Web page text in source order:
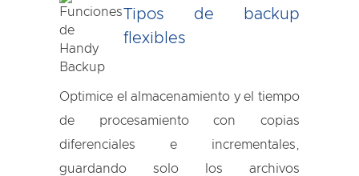
Tipos de backup
flexibles
Optimice el almacenamiento y el tiempo
de procesamiento con copias
diferenciales e incrementales,
guardando solo los archivos